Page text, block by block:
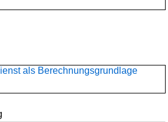
als Berechnungsgrundlage